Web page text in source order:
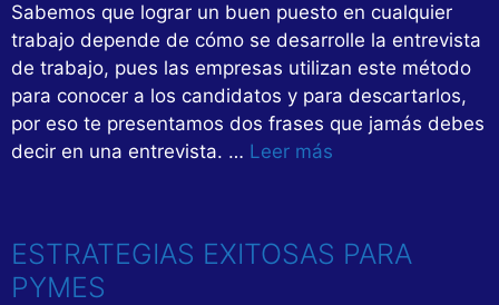
Sabemos que lograr un buen puesto en cualquier
trabajo depende de cómo se desarrolle la entrevista
de trabajo, pues las empresas utilizan este método
para conocer a los candidatos y para descartarlos,
por eso te presentamos dos frases que jamás debes
decir en una entrevista. … Leer más
ESTRATEGIAS EXITOSAS PARA
PYMES